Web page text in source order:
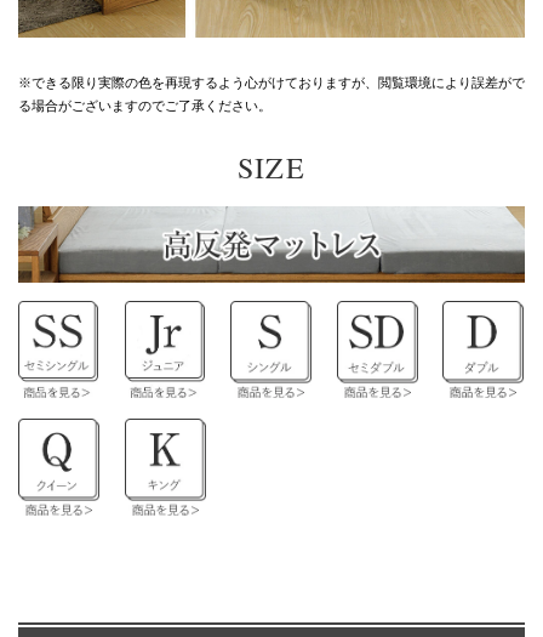
※できる限り実際の色を再現するよう心がけておりますが、 閲覧環境により誤差がで
る場合がございますのでご了承ください。
SIZE